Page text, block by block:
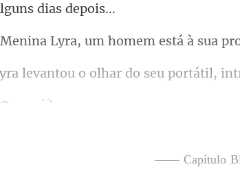
dias de
mem está à sua
olhar do seu por
—— Capítulo